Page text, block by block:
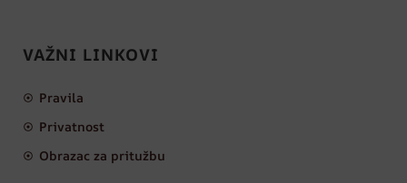
VAŽNI LINKOVI
Pravila
Privatnost
Obrazac za pritužbu